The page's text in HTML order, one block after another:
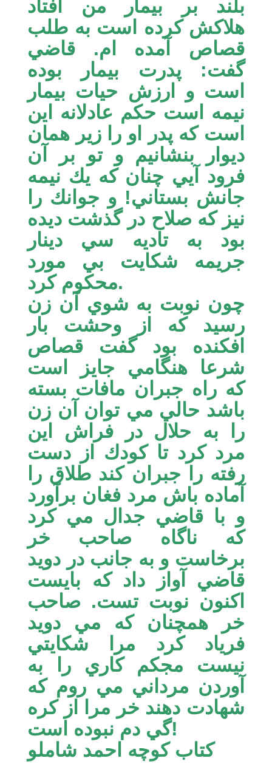
بلند بر بيمار من افتاد
هلاكش كرده است به طلب
قصاص آمده ام. قاضي
گفت: پدرت بيمار بوده
است و ارزش حيات بيمار
نيمه است حكم عادلانه اين
است كه پدر او را زير همان
ديوار بنشانيم و تو بر آن
فرود آيي چنان كه يك نيمه
جانش بستاني! و جوانك را
نيز كه صلاح در گذشت ديده
بود به تاديه سي دينار
جريمه شكايت بي مورد
محكوم كرد.
چون نوبت به شوي آن زن
رسيد كه از وحشت بار
افكنده بود گفت قصاص
شرعا هنگامي جايز است
كه راه جبران مافات بسته
باشد حالي مي توان آن زن
را به حلال در فراش اين
مرد كرد تا كودك از دست
رفته را جبران كند طلاق را
آماده باش مرد فغان برآورد
و با قاضي جدال مي كرد
كه ناگاه صاحب خر
برخاست و به جانب در دويد
قاضي آواز داد كه بايست
اكنون نوبت تست. صاحب
خر همچنان كه مي دويد
فرياد كرد مرا شكايتي
نيست مجكم كاري را به
آوردن مرداني مي روم كه
شهادت دهند خر مرا از كره
گي دم نبوده است!
كتاب كوچه احمد شاملو